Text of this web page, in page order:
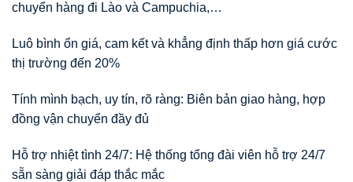
chuyển hàng đi Lào và Campuchia,…
Luô bình ổn giá, cam kết và khẳng định thấp hơn giá cước
thị trường đến 20%
Tính mình bạch, uy tín, rõ ràng: Biên bản giao hàng, hợp
đồng vận chuyển đầy đủ
Hỗ trợ nhiệt tình 24/7: Hệ thống tổng đài viên hỗ trợ 24/7
sẵn sàng giải đáp thắc mắc